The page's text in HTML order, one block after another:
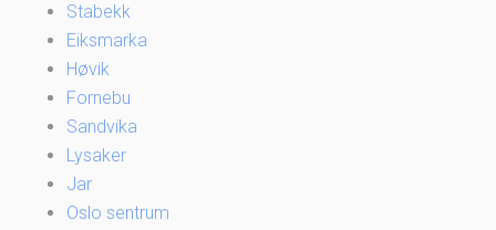
Stabekk
Eiksmarka
Høvik
Fornebu
Sandvika
Lysaker
Jar
Oslo sentrum